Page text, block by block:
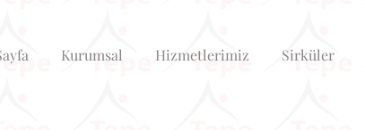
Kurumsal Hizmetlerimiz Sirküler